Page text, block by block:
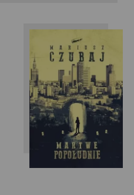
Mariusz Czubaj